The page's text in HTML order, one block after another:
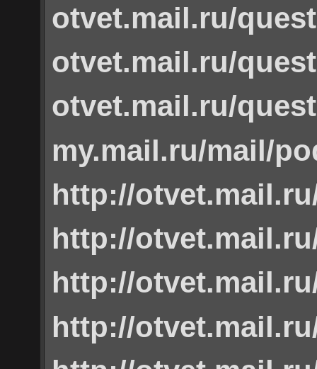
otvet.mail.ru/
otvet.mail.ru/
otvet.mail.ru/
my.mail.ru/mail/
http://
http://
http://
http://